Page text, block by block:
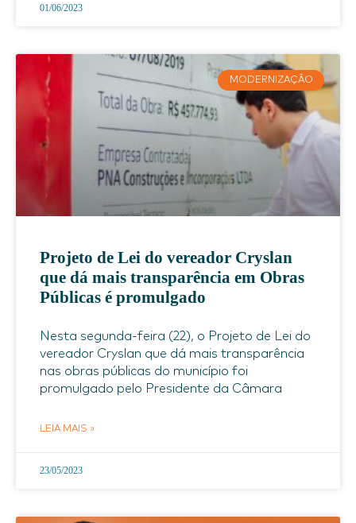
01/06/2023
MODERNIZAÇÃO
Projeto de Lei do vereador Cryslan
que dá mais transparência em Obras
Públicas é promulgado
Nesta segunda-feira (22), o Projeto de Lei do
vereador Cryslan que dá mais transparência
nas obras públicas do município foi
promulgado pelo Presidente da Câmara
LEIA MAIS »
23/05/2023